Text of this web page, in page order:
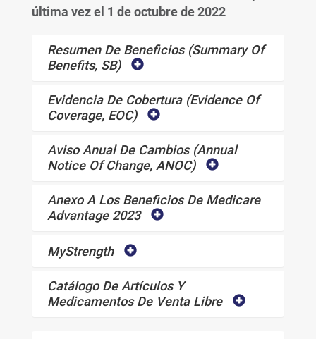
última vez el 1 de octubre de 2022
Resumen De Beneficios (Summary Of
Benefits, SB)
Evidencia De Cobertura (Evidence Of
Coverage, EOC)
Aviso Anual De Cambios (Annual
Notice Of Change, ANOC)
Anexo A Los Beneficios De Medicare
Advantage 2023
MyStrength
Catálogo De Artículos Y
Medicamentos De Venta Libre